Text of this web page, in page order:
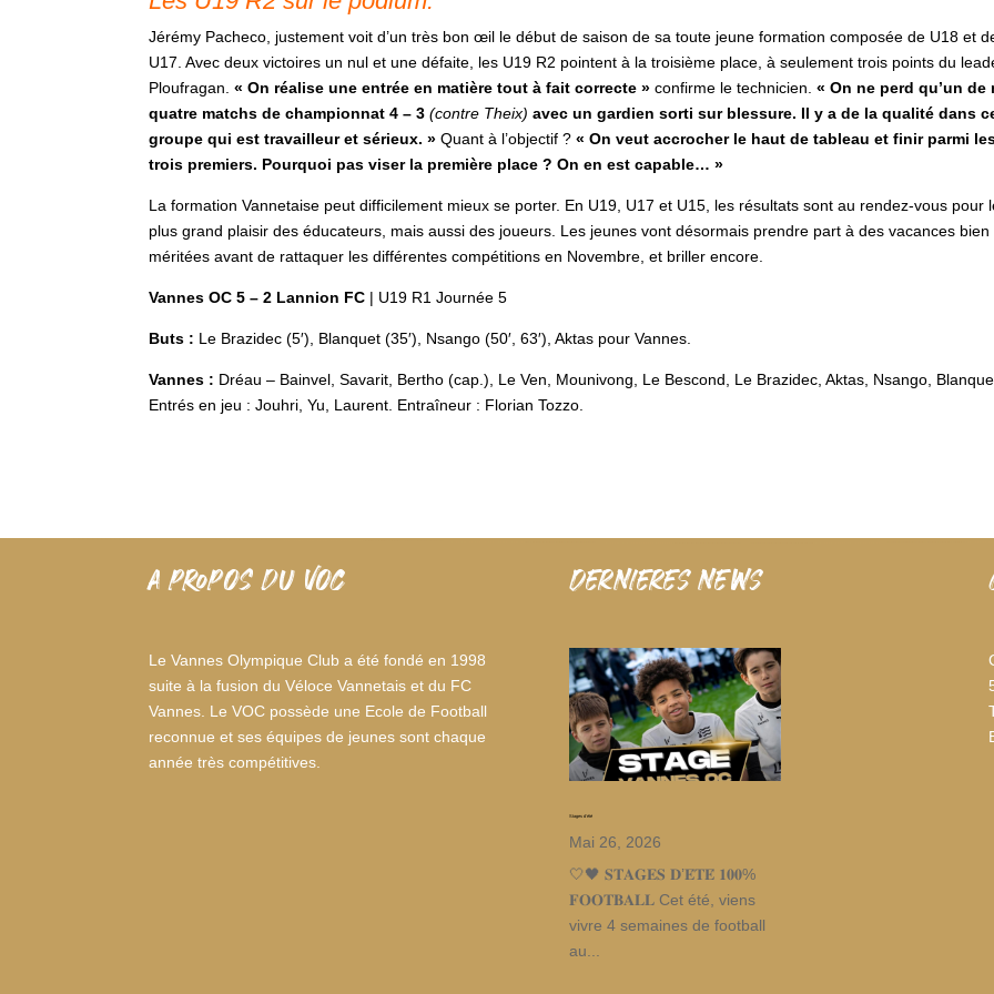
Jérémy Pacheco, justement voit d’un très bon œil le début de saison de sa toute jeune formation composée de U18 et
U17. Avec deux victoires un nul et une défaite, les U19 R2 pointent à la troisième place, à seulement trois points du
Ploufragan.« On réalise une entrée en matière tout à fait correcte »confirme le technicien. « On ne perd qu’un de
quatre matchs de championnat 4 – 3(contre Theix) avec un gardien sorti sur blessure. Il y a de la qualité dans
groupe qui est travailleur et sérieux. » Quant à l’objectif ?« On veut accrocher le haut de tableau et finir parmi
trois premiers. Pourquoi pas viser la première place ? On en est capable… »
La formation Vannetaise peut difficilement mieux se porter. En U19, U17 et U15, les résultats sont au rendez-vous pour
plus grand plaisir des éducateurs, mais aussi des joueurs. Les jeunes vont désormais prendre part à des vacances bien
méritées avant de rattaquer les différentes compétitions en Novembre, et briller encore.
Vannes OC 5 – 2 Lannion FC | U19 R1 Journée 5
Buts : Le Brazidec (5′), Blanquet (35′), Nsango (50′, 63′), Aktas pour Vannes.
Vannes : Dréau – Bainvel, Savarit, Bertho (cap.), Le Ven, Mounivong, Le Bescond, Le Brazidec, Aktas, Nsango,
Entrés en jeu : Jouhri, Yu, Laurent. Entraîneur : Florian Tozzo.
A PROPOS DU VOC
Le Vannes Olympique Club a été fondé en 1998
suite à la fusion du Véloce Vannetais et du FC
Vannes. Le VOC possède une Ecole de Football
reconnue et ses équipes de jeunes sont chaque
année très compétitives.
dernieres news
Stages d’été
Mai 26, 2026
🤍🖤 𝐒𝐓𝐀𝐆𝐄𝐒 𝐃’𝐄́𝐓𝐄́ 𝟏𝟎𝟎%
𝐅𝐎𝐎𝐓𝐁𝐀𝐋𝐋 Cet été, viens
vivre 4 semaines de football
au...